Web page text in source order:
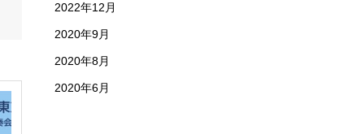
2022年12月
2020年9月
2020年8月
2020年6月